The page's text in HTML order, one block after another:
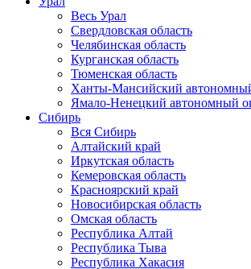
Весь Урал
Свердловская область
Челябинская область
Курганская область
Тюменская область
Ханты-Мансийский
Ямало-Ненецкий автономный
Сибирь
Вся Сибирь
Алтайский край
Иркутская область
Кемеровская область
Красноярский край
Новосибирская область
Омская область
Республика Алтай
Республика Тыва
Республика Хакасия